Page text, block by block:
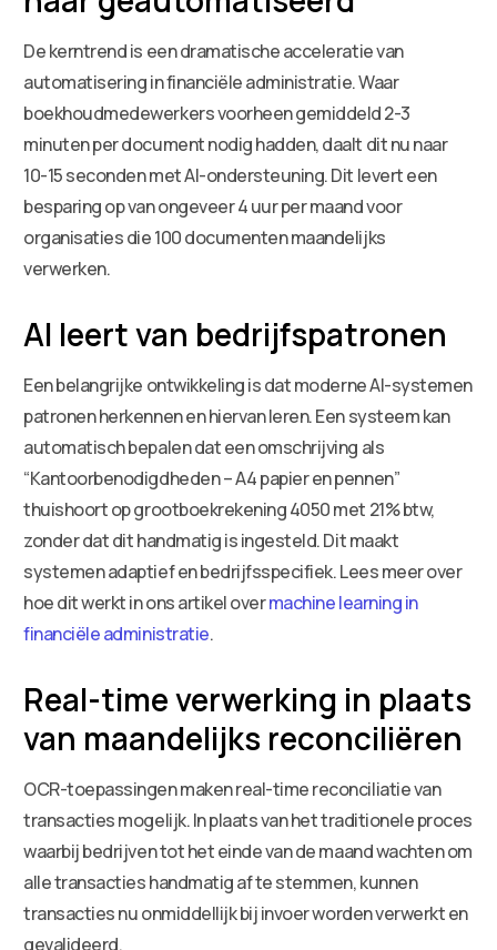
De kerntrend is een dramatische acceleratie van
automatisering in financiële administratie. Waar
boekhoudmedewerkers voorheen gemiddeld 2-3
minuten per document nodig hadden, daalt dit nu naar
10-15 seconden met AI-ondersteuning. Dit levert een
besparing op van ongeveer 4 uur per maand voor
organisaties die 100 documenten maandelijks
verwerken.
AI leert van bedrijfspatronen
Een belangrijke ontwikkeling is dat moderne AI-systemen
patronen herkennen en hiervan leren. Een systeem kan
automatisch bepalen dat een omschrijving als
“Kantoorbenodigdheden – A4 papier en pennen”
thuishoort op grootboekrekening 4050 met 21% btw,
zonder dat dit handmatig is ingesteld. Dit maakt
systemen adaptief en bedrijfsspecifiek. Lees meer over
hoe dit werkt in ons artikel overmachine learning in
financiële administratie.
Real-time verwerking in plaats
van maandelijks reconciliëren
OCR-toepassingen maken real-time reconciliatie van
transacties mogelijk. In plaats van het traditionele proces
waarbij bedrijven tot het einde van de maand wachten om
alle transacties handmatig af te stemmen, kunnen
transacties nu onmiddellijk bij invoer worden verwerkt en
gevalideerd.